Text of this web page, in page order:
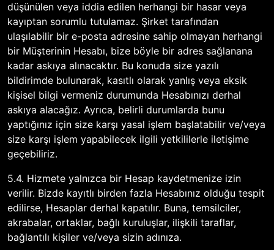
düşünülen veya iddia edilen herhangi bir hasar veya
kayıptan sorumlu tutulamaz. Şirket tarafından
ulaşılabilir bir e-posta adresine sahip olmayan herhangi
bir Müşterinin Hesabı, bize böyle bir adres sağlanana
kadar askıya alınacaktır. Bu konuda size yazılı
bildirimde bulunarak, kasıtlı olarak yanlış veya eksik
kişisel bilgi vermeniz durumunda Hesabınızı derhal
askıya alacağız. Ayrıca, belirli durumlarda bunu
yaptığınız için size karşı yasal işlem başlatabilir ve/veya
size karşı işlem yapabilecek ilgili yetkililerle iletişime
geçebiliriz.
5.4. Hizmete yalnızca bir Hesap kaydetmenize izin
verilir. Bizde kayıtlı birden fazla Hesabınız olduğu tespit
edilirse, Hesaplar derhal kapatılır. Buna, temsilciler,
akrabalar, ortaklar, bağlı kuruluşlar, ilişkili taraflar,
bağlantılı kişiler ve/veya sizin adınıza.